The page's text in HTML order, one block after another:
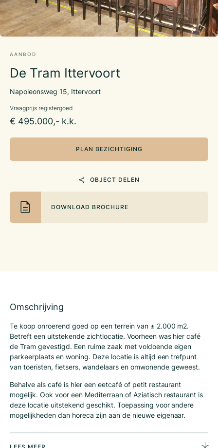
AANBOD
De Tram Ittervoort
Napoleonsweg 15, Ittervoort
Vraagprijs registergoed
€ 495.000,- k.k.
PLAN BEZICHTIGING
OBJECT DELEN
DOWNLOAD BROCHURE
Omschrijving
Te koop onroerend goed op een terrein van ± 2.000 m2.
Betreft een uitstekende zichtlocatie. Voorheen was hier café
de Tram gevestigd. Een ruime zaak met voldoende eigen
parkeerplaats en woning. Deze locatie is altijd een trefpunt
van toeristen, fietsers, wandelaars en omwonende geweest.
Behalve als café is hier een eetcafé of petit restaurant
mogelijk. Ook voor een Mediterraan of Aziatisch restaurant is
deze locatie uitstekend geschikt. Toepassing voor andere
mogelijkheden dan horeca zijn aan de nieuwe eigenaar.
realisatie van meerdere woningen of zorgwoningen.